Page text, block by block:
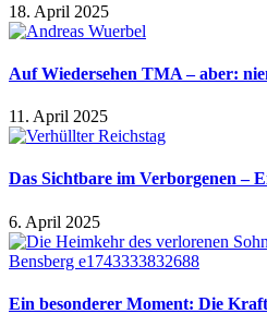
18. April 2025
Auf Wiedersehen TMA – aber:
11. April 2025
Das Sichtbare im Verborgenen –
6. April 2025
Ein besonderer Moment: Die